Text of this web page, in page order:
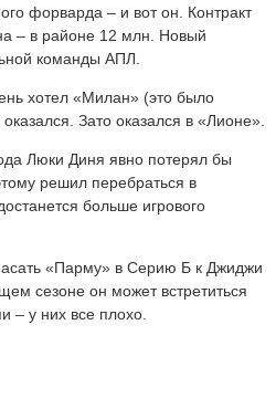
форварда – и вот он. Контракт
– в районе 12 млн. Новый
команды АПЛ.
хотел «Милан» (это было
Зато оказался в «Лионе».
Люки Диня явно потерял бы
решил перебраться в
больше игрового
«Парму» в Серию Б к Джиджи
сезоне он может встретиться
– у них все плохо.